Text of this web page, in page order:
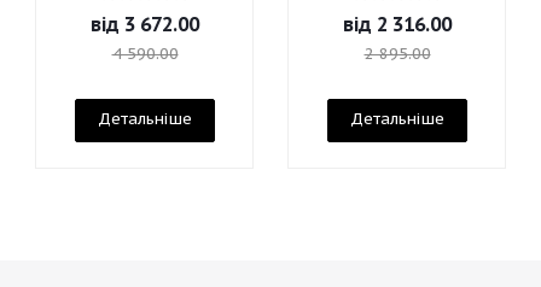
від 3 672.00
4 590.00
Детальніше
від 2 316.00
2 895.00
Детальніше